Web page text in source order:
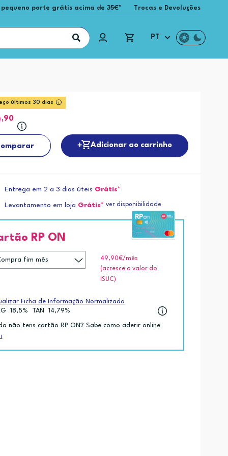
porte grátis acima de 35€* Trocas e Devoluções
PT
últimos 30 dias
,90
Adicionar ao carrinho
Entrega em 2 a 3 dias úteis Grátis*
Levantamento em loja Grátis* ver disponibilidade
RP ON
49,90€/mês
(acresce o valor do
ISUC)
Ficha de Informação Normalizada
18,5% TAN 14,79%
não tens cartão RP ON? Sabe como aderir online